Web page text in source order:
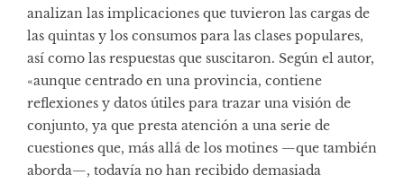
analizan las implicaciones que tuvieron las cargas de
las quintas y los consumos para las clases populares,
así como las respuestas que suscitaron. Según el autor,
«aunque centrado en una provincia, contiene
reflexiones y datos útiles para trazar una visión de
conjunto, ya que presta atención a una serie de
cuestiones que, más allá de los motines —que también
aborda—, todavía no han recibido demasiada